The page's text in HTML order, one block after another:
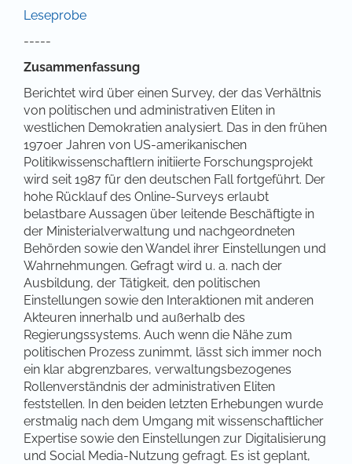
Leseprobe
-----
Zusammenfassung
Berichtet wird über einen Survey, der das Verhältnis
von politischen und administrativen Eliten in
westlichen Demokratien analysiert. Das in den frühen
1970er Jahren von US-amerikanischen
Politikwissenschaftlern initiierte Forschungsprojekt
wird seit 1987 für den deutschen Fall fortgeführt. Der
hohe Rücklauf des Online-Surveys erlaubt
belastbare Aussagen über leitende Beschäftigte in
der Ministerialverwaltung und nachgeordneten
Behörden sowie den Wandel ihrer Einstellungen und
Wahrnehmungen. Gefragt wird u. a. nach der
Ausbildung, der Tätigkeit, den politischen
Einstellungen sowie den Interaktionen mit anderen
Akteuren innerhalb und außerhalb des
Regierungssystems. Auch wenn die Nähe zum
politischen Prozess zunimmt, lässt sich immer noch
ein klar abgrenzbares, verwaltungsbezogenes
Rollenverständnis der administrativen Eliten
feststellen. In den beiden letzten Erhebungen wurde
erstmalig nach dem Umgang mit wissenschaftlicher
Expertise sowie den Einstellungen zur Digitalisierung
und Social Media-Nutzung gefragt. Es ist geplant,